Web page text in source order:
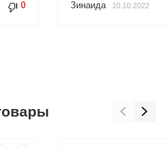
0 Зинаида 10.10.2022